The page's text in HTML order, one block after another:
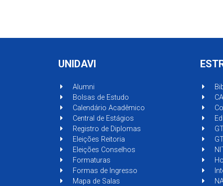
UNIDAVI
Alumni
Bolsas de Estudo
Calendário Acadêmico
Central de Estágios
Registro de Diplomas
Eleições Reitoria
Eleições Conselhos
Formaturas
Formas de Ingresso
Mapa de Salas